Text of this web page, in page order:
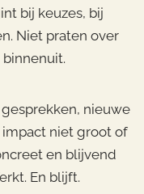
bij keuzes, bij
Niet praten over
nieuwe
niet groot of
en blijvend
En blijft.